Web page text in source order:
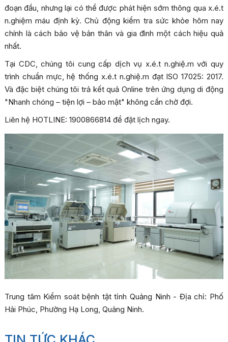
đoạn đầu, nhưng lại có thể được phát hiện sớm thông qua x.é.t
n.ghiệm máu định kỳ. Chủ động kiểm tra sức khỏe hôm nay
chính là cách bảo vệ bản thân và gia đình một cách hiệu quả
nhất.
Tại CDC, chúng tôi cung cấp dịch vụ x.é.t n.ghiệ.m với quy
trình chuẩn mực, hệ thống x.é.t n.ghiệ.m đạt ISO 17025: 2017.
Và đặc biệt chúng tôi trả kết quả Online trên ứng dụng di động
"Nhanh chóng – tiện lợi – bảo mật" không cần chờ đợi.
Liên hệ HOTLINE: 1900866814 để đặt lịch ngay.
Trung tâm Kiểm soát bệnh tật tỉnh Quảng Ninh - Địa chỉ: Phố
Hải Phúc, Phường Hạ Long, Quảng Ninh.